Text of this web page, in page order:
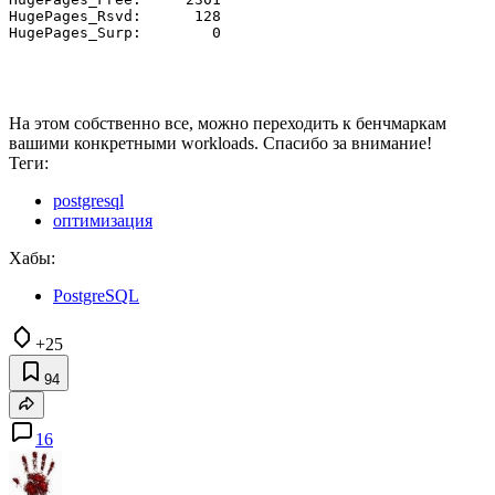
HugePages_Rsvd:      128
На этом собственно все, можно переходить к бенчмаркам
вашими конкретными workloads. Спасибо за внимание!
Теги:
postgresql
оптимизация
Хабы:
PostgreSQL
+25
94
16